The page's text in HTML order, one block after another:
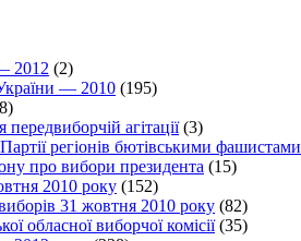
2012 (2)
— 2010 (195)
агітації(3)
регіонів бютівськими фашистами
про вибори президента (15)
2010 року (152)
31 жовтня 2010 року (82)
обласної виборчої комісії(35)